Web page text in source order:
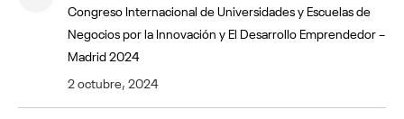
Congreso Internacional de Universidades y Escuelas de
Negocios por la Innovación y El Desarrollo Emprendedor –
Madrid 2024
2 octubre, 2024